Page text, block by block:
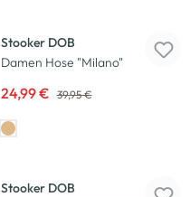
Stooker DOB
Damen Hose "Milano"
24,99 € 39,95 €
Stooker DOB